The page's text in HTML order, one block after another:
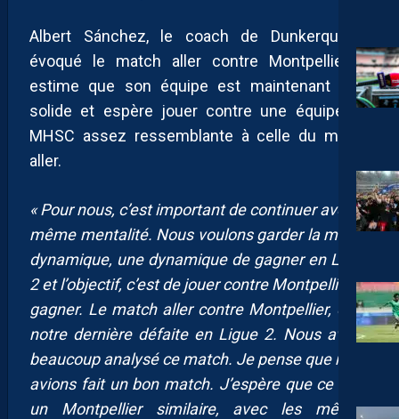
Albert Sánchez, le coach de Dunkerque, a
évoqué le match aller contre Montpellier. Il
estime que son équipe est maintenant plus
solide et espère jouer contre une équipe du
MHSC assez ressemblante à celle du match
aller.
« Pour nous, c’est important de continuer avec la
même mentalité. Nous voulons garder la même
dynamique, une dynamique de gagner en Ligue
2 et l’objectif, c’est de jouer contre Montpellier et
gagner. Le match aller contre Montpellier, c’est
notre dernière défaite en Ligue 2. Nous avons
beaucoup analysé ce match. Je pense que nous
avions fait un bon match. J’espère que ce sera
un Montpellier similaire, avec les mêmes